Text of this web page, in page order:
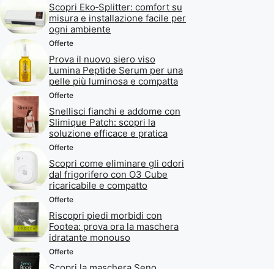
Scopri Eko‑Splitter: comfort su
misura e installazione facile per
ogni ambiente
Offerte
Prova il nuovo siero viso
Lumina Peptide Serum per una
pelle più luminosa e compatta
Offerte
Snellisci fianchi e addome con
Slimique Patch: scopri la
soluzione efficace e pratica
Offerte
Scopri come eliminare gli odori
dal frigorifero con O3 Cube
ricaricabile e compatto
Offerte
Riscopri piedi morbidi con
Footea: prova ora la maschera
idratante monouso
Offerte